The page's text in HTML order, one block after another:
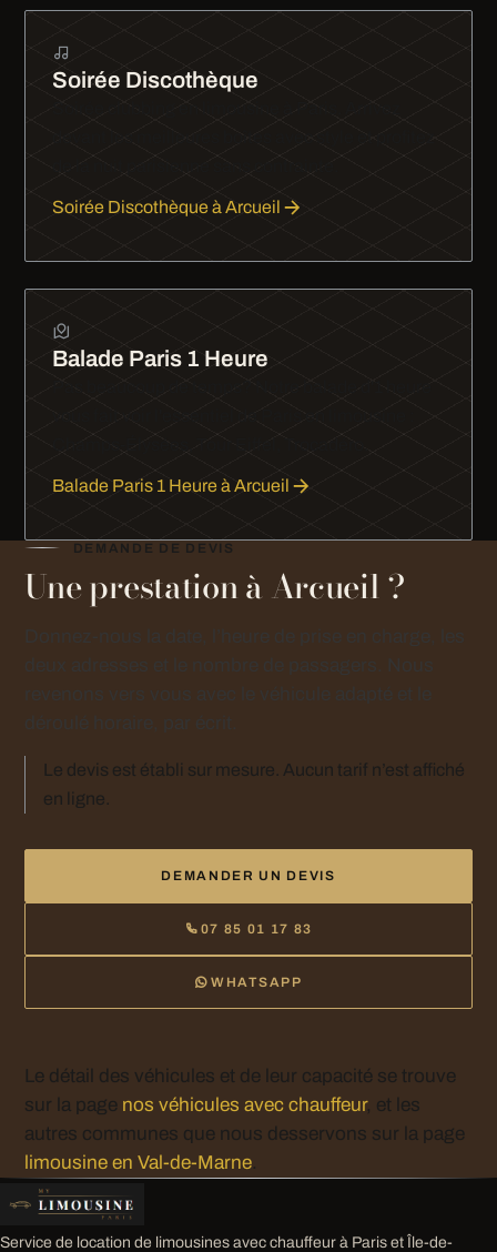
Soirée Discothèque
Soirée Discothèque à Arcueil
Balade Paris 1 Heure
Balade Paris 1 Heure à Arcueil
DEMANDE DE DEVIS
Une prestation à Arcueil ?
Le devis est établi sur mesure. Aucun tarif n’est affiché
en ligne.
DEMANDER UN DEVIS
07 85 01 17 83
WHATSAPP
Le détail des véhicules et de leur capacité se trouve
sur la page nos véhicules avec chauffeur, et les
autres communes que nous desservons sur la page
limousine en Val-de-Marne.
Service de location de limousines avec chauffeur à Paris et Île-de-